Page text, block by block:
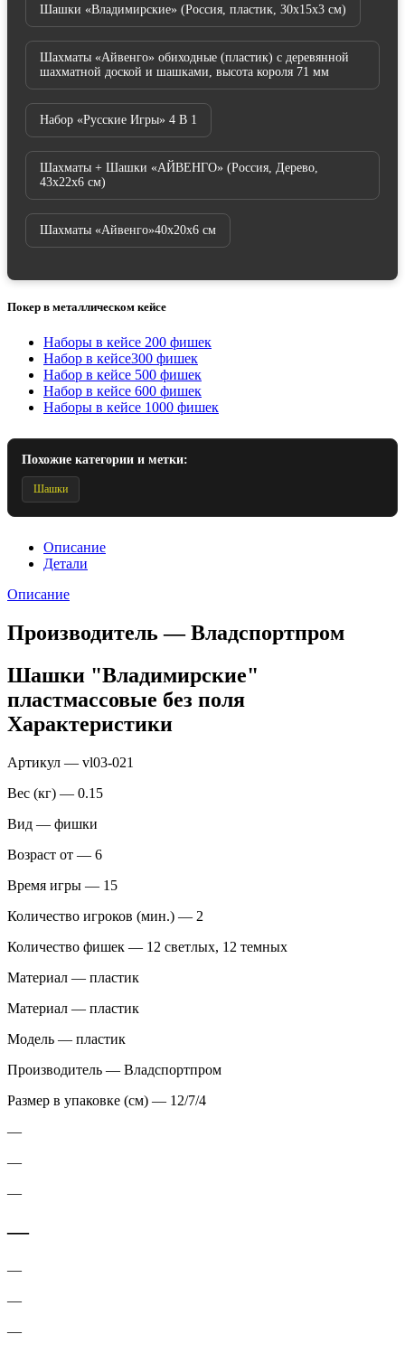
Шашки «Владимирские» (Россия, пластик, 30х15х3 см)
Шахматы «Айвенго» обиходные (пластик) с деревянной
шахматной доской и шашками, высота короля 71 мм
Набор «Русские Игры» 4 В 1
Шахматы + Шашки «АЙВЕНГО» (Россия, Дерево,
43х22х6 см)
Шахматы «Айвенго»40х20х6 см
Покер в металлическом кейсе
Наборы в кейсе 200 фишек
Набор в кейсе300 фишек
Набор в кейсе 500 фишек
Набор в кейсе 600 фишек
Наборы в кейсе 1000 фишек
Похожие категории и метки:
Шашки
Описание
Детали
Описание
Производитель — Владспортпром
Шашки "Владимирские"
пластмассовые без поля
Характеристики
Артикул — vl03-021
Вес (кг) — 0.15
Вид — фишки
Возраст от — 6
Время игры — 15
Количество игроков (мин.) — 2
Количество фишек — 12 светлых, 12 темных
Материал — пластик
Материал — пластик
Модель — пластик
Производитель — Владспортпром
Размер в упаковке (см) — 12/7/4
—
—
—
—
—
—
—